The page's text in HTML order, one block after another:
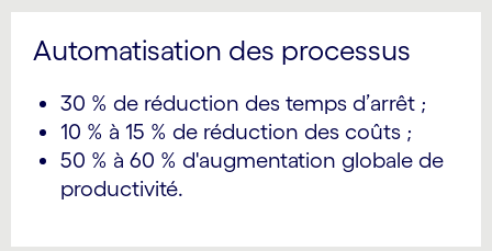
Automatisation des processus
30 % de réduction des temps d’arrêt ;
10 % à 15 % de réduction des coûts ;
50 % à 60 % d'augmentation globale de
productivité.